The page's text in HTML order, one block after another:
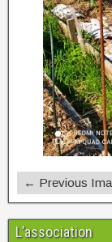
← Previous
L’association